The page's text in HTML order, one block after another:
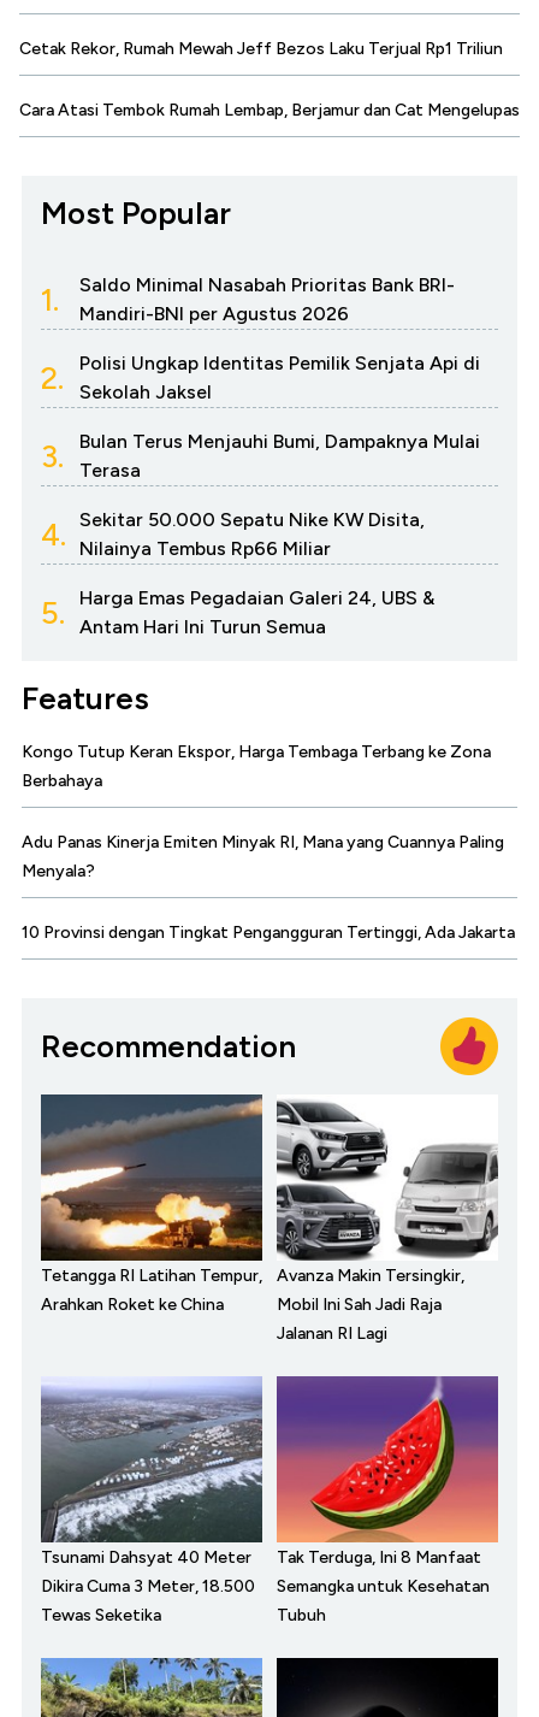
Cetak Rekor, Rumah Mewah Jeff Bezos Laku Terjual Rp1 Triliun
Cara Atasi Tembok Rumah Lembap, Berjamur dan Cat Mengelupas
Most Popular
1.
Saldo Minimal Nasabah Prioritas Bank BRI-
Mandiri-BNI per Agustus 2026
2.
Polisi Ungkap Identitas Pemilik Senjata Api di
Sekolah Jaksel
3.
Bulan Terus Menjauhi Bumi, Dampaknya Mulai
Terasa
4.
Sekitar 50.000 Sepatu Nike KW Disita,
Nilainya Tembus Rp66 Miliar
5.
Harga Emas Pegadaian Galeri 24, UBS &
Antam Hari Ini Turun Semua
Features
Kongo Tutup Keran Ekspor, Harga Tembaga Terbang ke Zona
Berbahaya
Adu Panas Kinerja Emiten Minyak RI, Mana yang Cuannya Paling
Menyala?
10 Provinsi dengan Tingkat Pengangguran Tertinggi, Ada Jakarta
Recommendation
Tetangga RI Latihan Tempur,
Arahkan Roket ke China
Avanza Makin Tersingkir,
Mobil Ini Sah Jadi Raja
Jalanan RI Lagi
Tsunami Dahsyat 40 Meter
Dikira Cuma 3 Meter, 18.500
Tewas Seketika
Tak Terduga, Ini 8 Manfaat
Semangka untuk Kesehatan
Tubuh